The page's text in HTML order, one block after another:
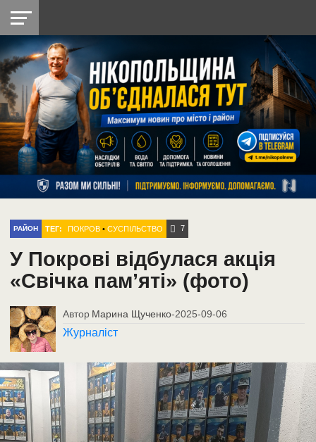
НІКОПОЛЬ
РАЙОН
СІЧЕСЛАВСЬКА
УКРАЇНА
РЕТРО
НІКОПОЛЬ
ЛАЙТ
УКРАЇНА
ДОПОМОГА
РАДІО
РАЙОН ТЕГ: ПОКРОВ •СУСПІЛЬСТВО 7
У Покрові відбулася акція
«Свічка пам’яті» (фото)
Автор Марина Щученко-2025-09-06
Журналіст